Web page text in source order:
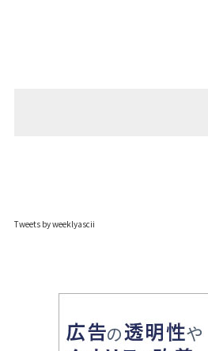
Tweets by weeklyascii